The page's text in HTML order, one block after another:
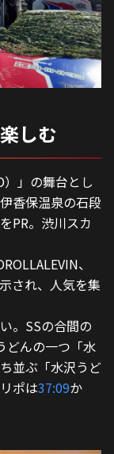
しむ
」の舞台とし
香保温泉の石段
PR。渋川スカ
、
され、人気を集
。SSの合間の
どんの一つ「水
並ぶ「水沢うど
ポは37:09か